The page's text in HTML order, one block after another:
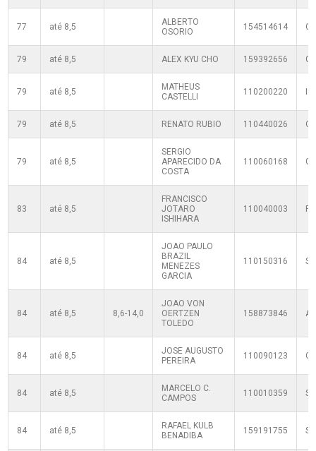
77 até 8,5
ALBERTO
OSORIO
154514614
79 até 8,5 ALEX KYU CHO 159392656
79 até 8,5
MATHEUS
CASTELLI
110200220
79 até 8,5 RENATO RUBIO 110440026
79 até 8,5
SERGIO
APARECIDO DA
COSTA
110060168
83 até 8,5
FRANCISCO
JOTARO
ISHIHARA
110040003
84 até 8,5
JOAO PAULO
BRAZIL
MENEZES
GARCIA
110150316
84 até 8,5 8,6-14,0
JOAO VON
OERTZEN
TOLEDO
158873846
84 até 8,5
JOSE AUGUSTO
PEREIRA
110090123
84 até 8,5
MARCELO C.
CAMPOS
110010359
84 até 8,5
RAFAEL KULB
BENADIBA
159191755